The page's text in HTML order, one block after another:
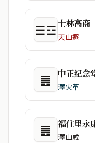
☰☲士林高商
天山遯
䷌ 中正紀念
澤火革
䷌ 福住里永
澤山咸